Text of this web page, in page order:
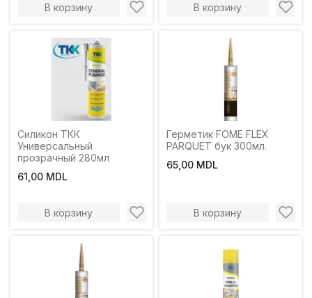
В корзину В корзину
Силикон ТКК
Универсальный
прозрачный 280мл
61,00 MDL
В корзину
Герметик FOME FLEX
PARQUET бук 300мл.
65,00 MDL
В корзину